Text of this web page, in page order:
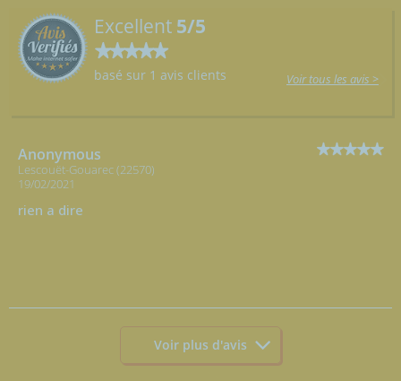
Excellent 5/5
basé sur 1 avis clients Voir tous les avis >
Anonymous
Lescouët-Gouarec (22570)
19/02/2021
rien a dire
Voir plus d'avis